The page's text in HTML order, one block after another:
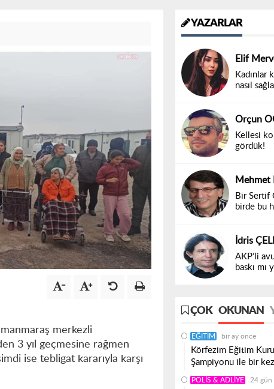
merkezli
3 yıl geçmesine rağmen
ise tebligat kararıyla karşı
YAZARLAR
Elif
Kadınlar
nasıl
Orçun
Kellesi
gördük!
Mehmet
Bir Sertif
birde bu
İdris
AKP’li
baskı mı
ÇOK OKUNAN
EĞITIM bir ay önce
Körfezim Eğitim
Şampiyonu ile bir
POLIS & ADLIYE 24 gün